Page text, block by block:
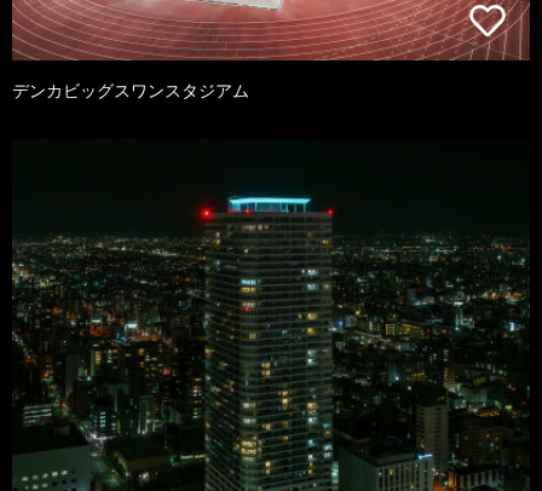
デンカビッグスワンスタジアム